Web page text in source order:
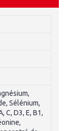
Sélénium,
C, D3, E, B1,